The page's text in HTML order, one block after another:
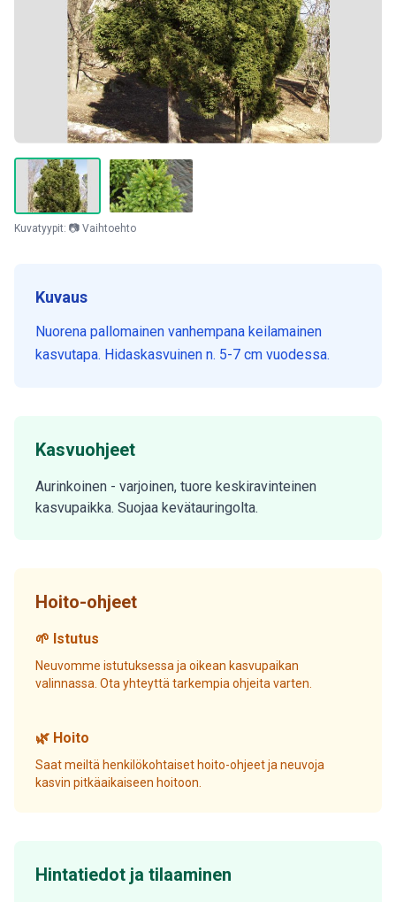
Kuvatyypit: 📷 Vaihtoehto
Kuvaus
Nuorena pallomainen vanhempana keilamainen
kasvutapa. Hidaskasvuinen n. 5-7 cm vuodessa.
Kasvuohjeet
Aurinkoinen - varjoinen, tuore keskiravinteinen
kasvupaikka. Suojaa kevätauringolta.
Hoito-ohjeet
🌱 Istutus
Neuvomme istutuksessa ja oikean kasvupaikan
valinnassa. Ota yhteyttä tarkempia ohjeita varten.
🌿 Hoito
Saat meiltä henkilökohtaiset hoito-ohjeet ja neuvoja
kasvin pitkäaikaiseen hoitoon.
Hintatiedot ja tilaaminen